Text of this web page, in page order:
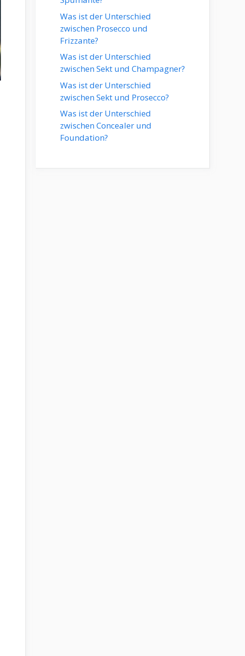
Was ist der Unterschied
zwischen Prosecco und
Frizzante?
Was ist der Unterschied
zwischen Sekt und Champagner?
Was ist der Unterschied
zwischen Sekt und Prosecco?
Was ist der Unterschied
zwischen Concealer und
Foundation?